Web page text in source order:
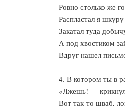
Ровно столько же
Распластал я шкуру
Закатал туда
А под хвостиком
Вдруг нашел
4. В котором ты в
«Лжешь! —
Вот так-то шваб,